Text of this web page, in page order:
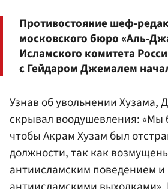
Противостояние шеф-
московского бюро «Аль-
Исламского комитета
сГейдаром Джемалем
Узнав об увольнении Хузама,
скрывал воодушевления: «Мы
чтобы Акрам Хузам был
должности, так как
антиисламским поведением